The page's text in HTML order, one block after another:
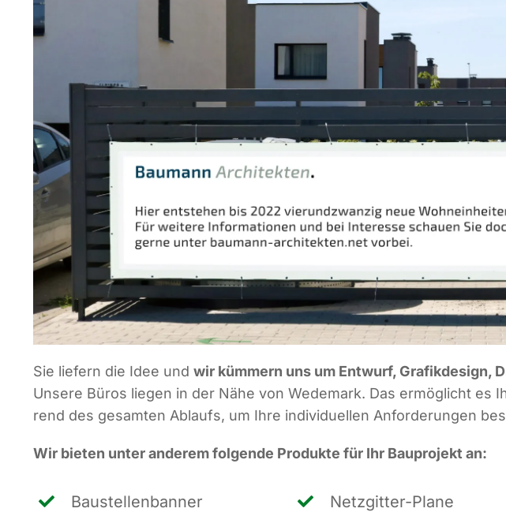
Sie lie­fern die Idee und wir küm­mern uns um Ent­wurf, Gra­fik­de­sign,
Unse­re Büros lie­gen in der Nähe von Wede­mark. Das ermög­licht
rend des gesam­ten Ablaufs, um Ihre indi­vi­du­el­len Anfor­de­run­gen
Wir bie­ten unter ande­rem fol­gen­de Pro­duk­te für Ihr Bau­pro­jekt an:
Bau­stel­len­ban­ner
Netz­git­ter-Pla­ne